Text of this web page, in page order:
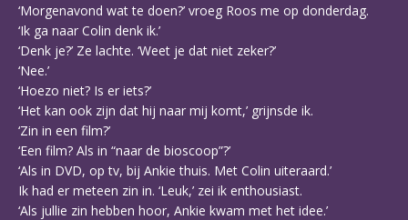
‘Morgenavond wat te doen?’ vroeg Roos me op donderdag.
‘Ik ga naar Colin denk ik.’
‘Denk je?’ Ze lachte. ‘Weet je dat niet zeker?’
‘Nee.’
‘Hoezo niet? Is er iets?’
‘Het kan ook zijn dat hij naar mij komt,’ grijnsde ik.
‘Zin in een film?’
‘Een film? Als in “naar de bioscoop”?’
‘Als in DVD, op tv, bij Ankie thuis. Met Colin uiteraard.’
Ik had er meteen zin in. ‘Leuk,’ zei ik enthousiast.
‘Als jullie zin hebben hoor, Ankie kwam met het idee.’